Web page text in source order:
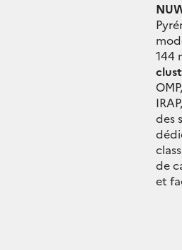
144
des
de
et